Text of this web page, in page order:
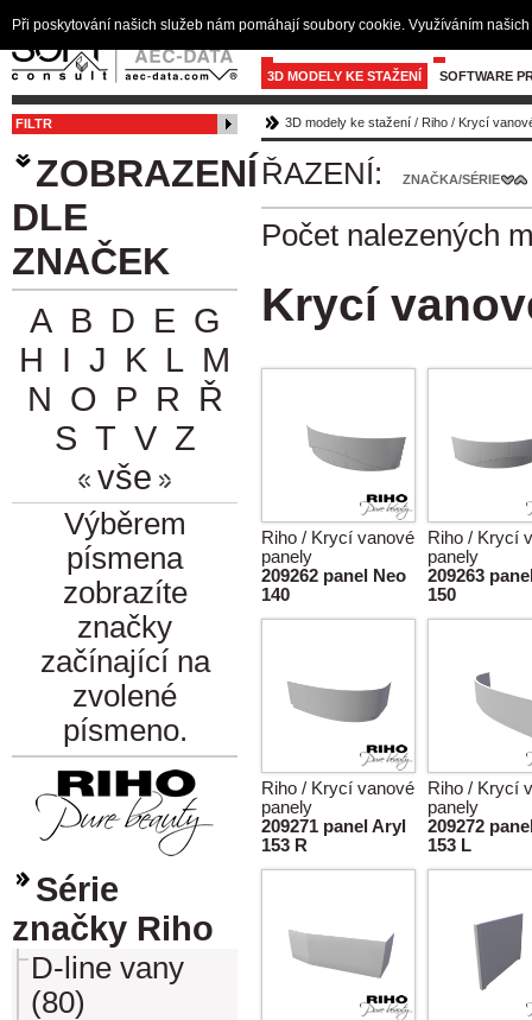
3D MODELY KE STAŽENÍ SOFTWARE
FILTR
ZOBRAZENÍ
DLE
ZNAČEK
A B D E G
H I J K L M
N O P R Ř
S T V Z
vše
Výběrem
písmena
zobrazíte
značky
začínající na
zvolené
písmeno.
Série
značky Riho
D-line vany
(80)
3D modely ke stažení / Riho / Krycí
ŘAZENÍ: ZNAČKA/SÉRIE
Počet nalezených
Krycí
Riho / Krycí vanové
panely
209262 panel Neo
140
Riho / Krycí
panely
209263
150
Riho / Krycí vanové
panely
209271 panel Aryl
153 R
Riho / Krycí
panely
209272
153 L
Při poskytování našich služeb nám pomáhají soubory cookie. Využíváním